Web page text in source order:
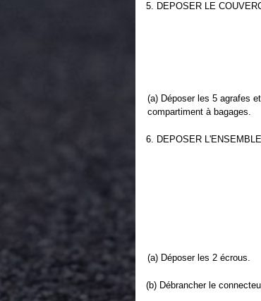
5. DEPOSER LE
(a) Déposer les 5 agrafes
compartiment à bagages.
6. DEPOSER
(a) Déposer les 2 écrous.
(b) Débrancher le